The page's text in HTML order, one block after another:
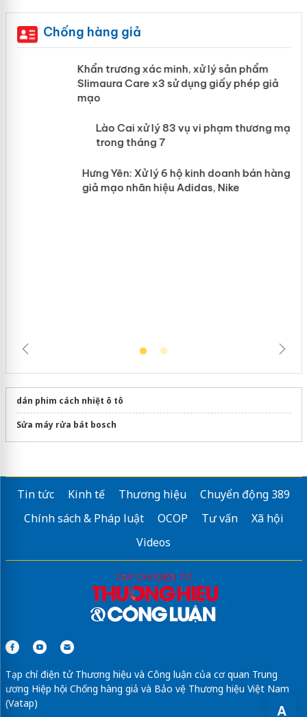
A
Chống hàng giả
Khẩn trương xác minh, xử lý sản phẩm
Slimaura Care x3 sử dụng giấy phép
giả mạo
mại trong tháng 7
dán phim cách nhiệt ô tô
Sửa máy rửa bát bosch
Tin tức Kinh tế Thương hiệu
Chuyển động 389
Chính sách & Pháp luật
OCOP Tư vấn
Xã hội
Videos
Tạp chí điện tử Thương hiệu và Công luận của cơ quan Trung
ương Hiệp hội Chống hàng giả và Bảo vệ Thương hiệu Việt Nam
(Vatap)